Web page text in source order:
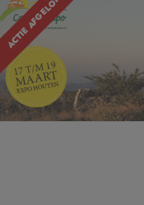
ACTIE AFGELOPEN